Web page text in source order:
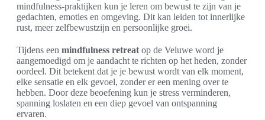
mindfulness-praktijken kun je leren om bewust te zijn van je
gedachten, emoties en omgeving. Dit kan leiden tot innerlijke
rust, meer zelfbewustzijn en persoonlijke groei.
Tijdens een mindfulness retreat op de Veluwe word je
aangemoedigd om je aandacht te richten op het heden, zonder
oordeel. Dit betekent dat je je bewust wordt van elk moment,
elke sensatie en elk gevoel, zonder er een mening over te
hebben. Door deze beoefening kun je stress verminderen,
spanning loslaten en een diep gevoel van ontspanning
ervaren.